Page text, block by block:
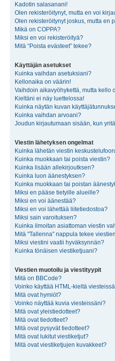
Kadotin salasanani!
Olen rekisteröitynyt, mutta en voi
Olen rekisteröitynyt joskus, mutta en
Mikä on COPPA?
Miksi en voi rekisteröityä?
Mitä “Poista evästeet” tekee?
Käyttäjän asetukset
Kuinka vaihdan asetuksiani?
Kellonaika on väärin!
Vaihdoin aikavyöhykettä, mutta kello
Kieltäni ei näy luettelossa!
Kuinka näytän kuvan
Kuinka vaihdan arvoani?
Joudun kirjautumaan sisään, kun
Viestin lähetyksen ongelmat
Kuinka lähetän viestin
Kuinka muokkaan tai poista viestin?
Kuinka lisään allekirjoutksen?
Kuinka luon äänestyksen?
Kuinka muokkaan tai poistan
Miksi en pääse tietyille alueille?
Miksi en voi äänestää?
Miksi en voi lähettää liitetiedostoa?
Miksi sain varoituksen?
Kuinka ilmoitan asiattoman viestin
Mitä "Tallenna" nappula tekee
Miksi viestini vaatii hyväksynnän?
Kuinka tönäisen viestiketjuani?
Viestien muotoilu ja viestityypit
Mitä on BBCode?
Voinko käyttää HTML-kieltä
Mitä ovat hymiöt?
Voinko näyttää kuvia viesteissäni?
Mitä ovat yleistiedotteet?
Mitä ovat tiedotteet?
Mitä ovat pysyvät tiedotteet?
Mitä ovat lukitut viestiketjut?
Mitä ovat viestiketjujen kuvakkeet?